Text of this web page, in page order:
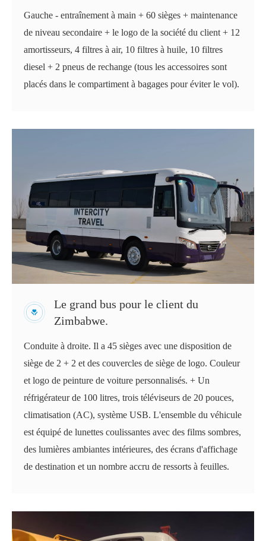
Gauche - entraînement à main + 60 sièges + maintenance
de niveau secondaire + le logo de la société du client + 12
amortisseurs, 4 filtres à air, 10 filtres à huile, 10 filtres
diesel + 2 pneus de rechange (tous les accessoires sont
placés dans le compartiment à bagages pour éviter le vol).
Le grand bus pour le client du
Zimbabwe.
Conduite à droite. Il a 45 sièges avec une disposition de
siège de 2 + 2 et des couvercles de siège de logo. Couleur
et logo de peinture de voiture personnalisés. + Un
réfrigérateur de 100 litres, trois téléviseurs de 20 pouces,
climatisation (AC), système USB. L'ensemble du véhicule
est équipé de lunettes coulissantes avec des films sombres,
des lumières ambiantes intérieures, des écrans d'affichage
de destination et un nombre accru de ressorts à feuilles.